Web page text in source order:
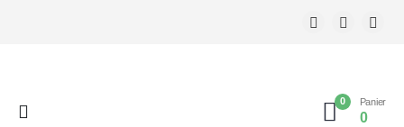
0 Panier
0